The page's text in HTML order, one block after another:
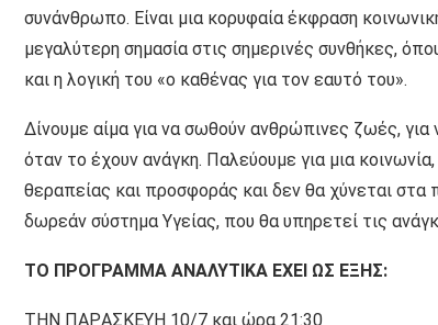
συνάνθρωπο. Είναι μια κορυφαία έκφραση
μεγαλύτερη σημασία στις σημερινές συνθήκες,
και η λογική του «ο καθένας για τον εαυτό του».
Δίνουμε αίμα για να σωθούν ανθρώπινες ζωές, για
όταν το έχουν ανάγκη. Παλεύουμε για μια
θεραπείας και προσφοράς και δεν θα χύνεται
δωρεάν σύστημα Υγείας, που θα υπηρετεί τις
ΤΟ ΠΡΟΓΡΑΜΜΑ ΑΝΑΛΥΤΙΚΑ ΕΧΕΙ ΩΣ ΕΞΗΣ:
ΤΗΝ ΠΑΡAΣΚΕΥΗ 10/7 και ώρα 21:30